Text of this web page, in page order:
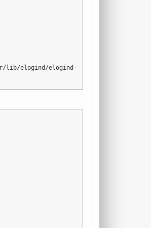
elogind/elogind-cgroups-